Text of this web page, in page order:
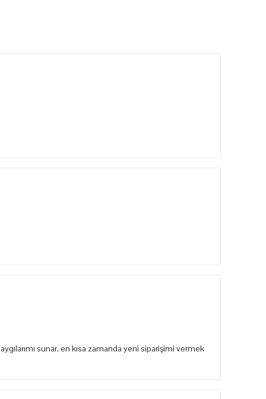
sunar, en kısa zamanda yeni siparişimi vermek